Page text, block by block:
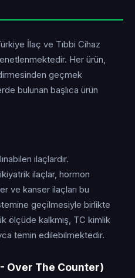
İlaç ve Tıbbi Cihaz
Her ürün,
geçmek
bulunan başlıca ürün
ilaçlardır.
ilaçlar, hormon
ve kanser ilaçları bu
geçilmesiyle birlikte
ölçüde kalkmış, TC kimlik
temin edilebilmektedir.
Over The Counter)